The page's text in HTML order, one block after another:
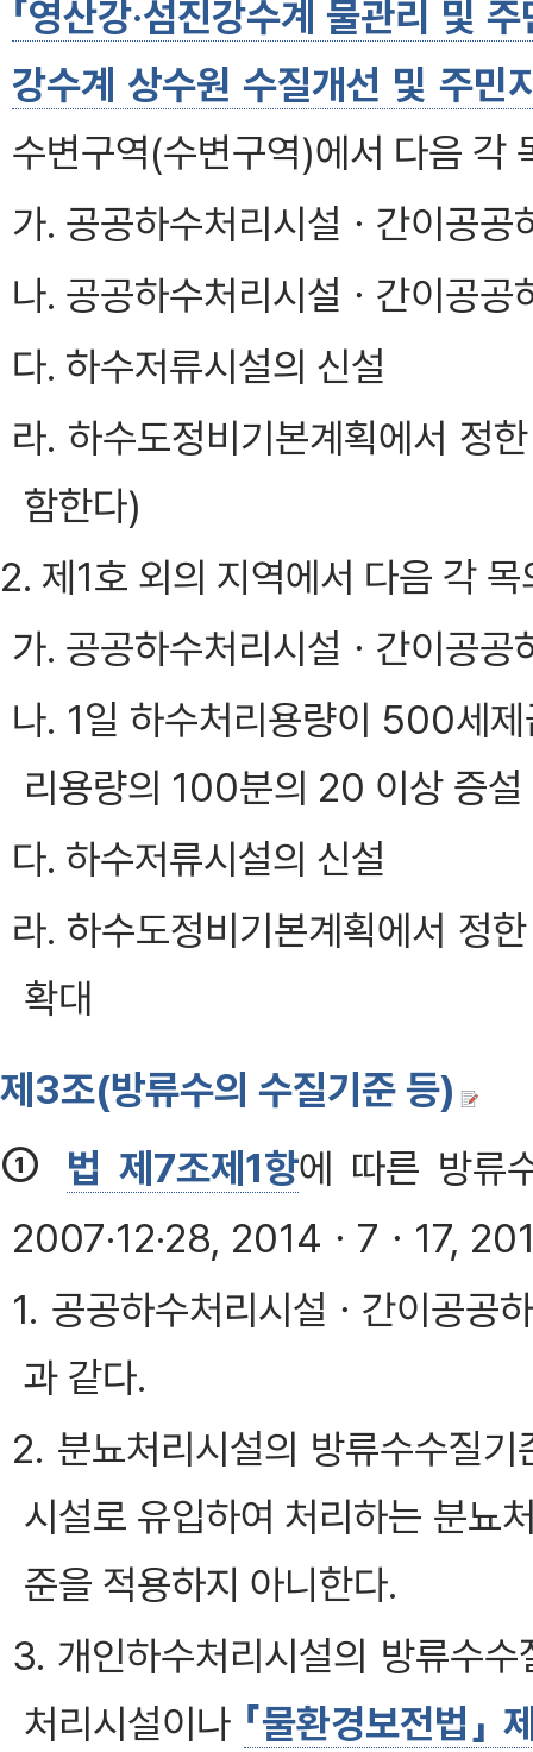
「영산강·섬진강수계 물관리 및
강수계 상수원 수질개선 및 주민
수변구역(수변구역)에서 다음 각
가. 공공하수처리시설ㆍ간이공공
나. 공공하수처리시설ㆍ간이공공
다. 하수저류시설의 신설
라. 하수도정비기본계획에서 정
함한다)
2. 제1호 외의 지역에서 다음 각
가. 공공하수처리시설ㆍ간이공공
나. 1일 하수처리용량이 500세
리용량의 100분의 20 이상 증설
다. 하수저류시설의 신설
라. 하수도정비기본계획에서 정
확대
제3조(방류수의 수질기준 등)
① 법 제7조제1항에 따른 방류
2007·12·28, 2014ㆍ7ㆍ17,
1. 공공하수처리시설ㆍ간이공공
과 같다.
2. 분뇨처리시설의 방류수수질
시설로 유입하여 처리하는 분뇨
준을 적용하지 아니한다.
3. 개인하수처리시설의 방류수
처리시설이나 「물환경보전법」